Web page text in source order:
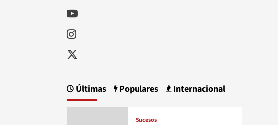
Youtube
Instagram
Twitter
Últimas Populares Internacional
Sucesos